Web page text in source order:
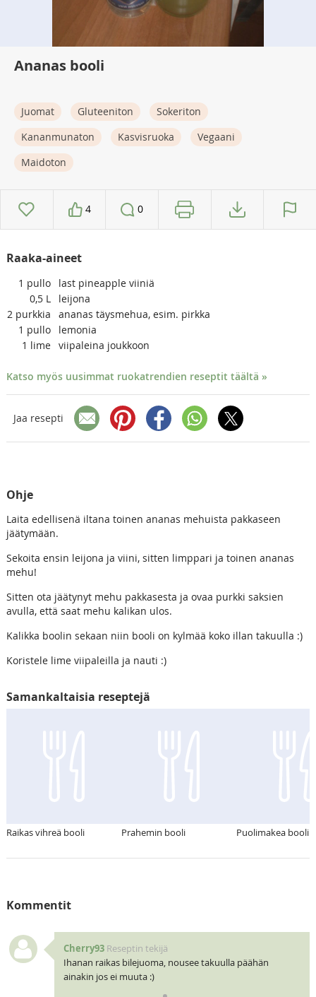
Ananas booli
Juomat Gluteeniton
Sokeriton
Kananmunaton
Kasvisruoka
Vegaani
Maidoton
4 0
Raaka-aineet
1 pullo
last pineapple viiniä
0,5 L
leijona
2 purkkia
ananas täysmehua, esim. pirkka
1 pullo
lemonia
1 lime viipaleina joukkoon
Katso myös uusimmat ruokatrendien reseptit täältä »
Jaa resepti
Ohje
Laita edellisenä iltana toinen ananas mehuista pakkaseen
jäätymään.
Sekoita ensin leijona ja viini, sitten limppari ja toinen ananas
mehu!
Sitten ota jäätynyt mehu pakkasesta ja ovaa purkki saksien
avulla, että saat mehu kalikan ulos.
Kalikka boolin sekaan niin booli on kylmää koko illan takuulla :)
Koristele lime viipaleilla ja nauti :)
Samankaltaisia reseptejä
Raikas vihreä booli Prahemin booli Puolimakea booli
Kommentit
Cherry93 Reseptin tekijä
Ihanan raikas bilejuoma, nousee takuulla päähän
ainakin jos ei muuta :)